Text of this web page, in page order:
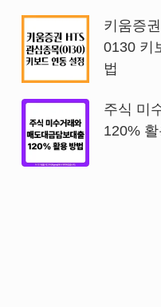
키움증
0130 키
법
주식 미
120%